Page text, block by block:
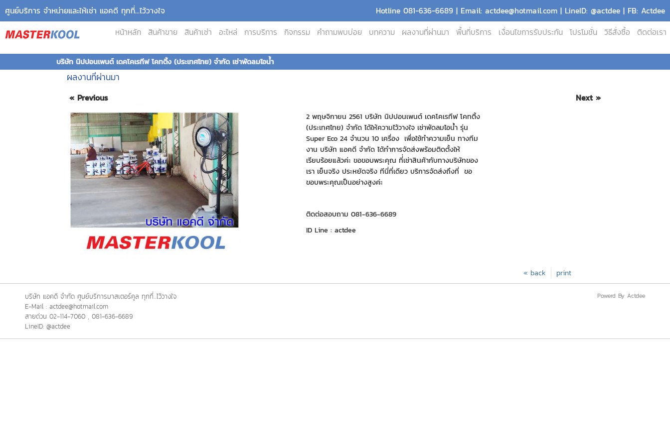
ศูนย์บริการ จำหน่ายและให้เช่า แอคดี ทุกที่...ไว้วางใจ
Hotline 081-636-6689 | Email: actdee@hotmail.com | LineID: @actdee | FB: Actdee
หน้าหลัก
สินค้าขาย สินค้าเช่า อะไหล่ การบริการ กิจกรรม คำถามพบบ่อย บทความ ผลงานที่ผ่านมา พื้นที่บริการ เงื่อนไขการรับประกัน โปรโมชั่น วิธีสั่งซื้อ ติดต่อเรา
บริษัท นิปปอนเพนต์ เดคโคเรทีฟ โคทติ้ง (ประเทศไทย) จำกัด เช่าพัดลมไอน้ำ
ผลงานที่ผ่านมา
« Previous Next »
2 พฤษจิกายน 2561 บริษัท นิปปอนเพนต์ เดคโคเรทีฟ โคทติ้ง
(ประเทศไทย) จำกัด ได้ให้ความไว้วางใจ เช่าพัดลมไอน้ำ รุ่น
Super Eco 24 จำนวน 10 เครื่อง เพื่อใช้ทำความเย็น ทางทีม
งาน บริษัท แอคดี จำกัด ได้ทำการจัดส่งพร้อมติดตั้งให้
เรียบร้อยแล้วค่ะ ขอขอบพระคุณ ที่่เช่าสินค้ากับทางบริษัทของ
เรา เย็นจริง ประหยัดจริง ทีนี่ที่เดียว บริการจัดส่งถึงที่ ขอ
ขอบพระคุณเป็นอย่างสูงค่ะ
ติดต่อสอบถาม 081-636-6689
ID Line : actdee
print
« back
บริษัท แอคดี จำกัด ศูนย์บริการมาสเตอร์คูล ทุกที่...ไว้วางใจ
E-Mail : actdee@hotmail.com
สายด่วน 02-114-7060 , 081-636-6689
LineID: @actdee
Powerd By Actdee